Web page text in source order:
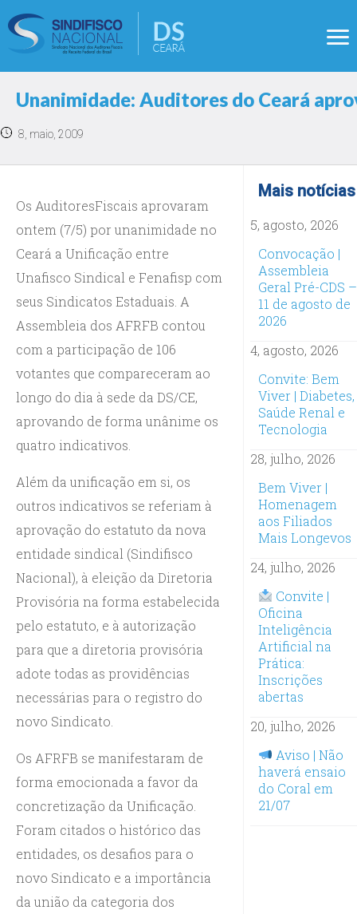
Unanimidade: Auditores do Ceará
8, maio, 2009
Os AuditoresFiscais aprovaram
ontem (7/5) por unanimidade no
Ceará a Unificação entre
Unafisco Sindical e Fenafisp com
seus Sindicatos Estaduais. A
Assembleia dos AFRFB contou
com a participação de 106
votantes que compareceram ao
longo do dia à sede da DS/CE,
aprovando de forma unânime os
quatro indicativos.
Além da unificação em si, os
outros indicativos se referiam à
aprovação do estatuto da nova
entidade sindical (Sindifisco
Nacional), à eleição da Diretoria
Provisória na forma estabelecida
pelo estatuto, e à autorização
para que a diretoria provisória
adote todas as providências
necessárias para o registro do
novo Sindicato.
Os AFRFB se manifestaram de
forma emocionada a favor da
concretização da Unificação.
Foram citados o histórico das
entidades, os desafios para o
novo Sindicato e a importância
da união da categoria dos
Mais notícias
5, agosto, 2026
Convocação |
Assembleia
Geral Pré-CDS –
11 de agosto de
2026
4, agosto, 2026
Convite: Bem
Viver | Diabetes,
Saúde Renal e
Tecnologia
28, julho, 2026
Bem Viver |
Homenagem
aos Filiados
Mais Longevos
24, julho, 2026
Convite |
Oficina
Inteligência
Artificial na
Prática:
Inscrições
abertas
20, julho, 2026
Aviso | Não
haverá ensaio
do Coral em
21/07